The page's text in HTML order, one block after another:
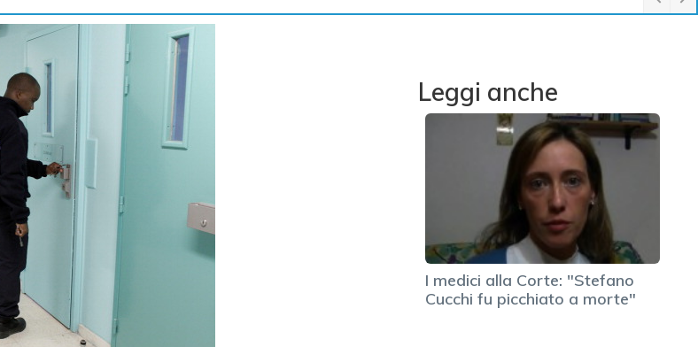
Leggi anche
I medici alla Corte: "Stefano
Cucchi fu picchiato a morte"